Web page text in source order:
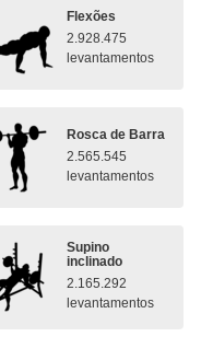
Flexões
2.928.475
levantamentos
Rosca de Barra
2.565.545
levantamentos
Supino
inclinado
2.165.292
levantamentos